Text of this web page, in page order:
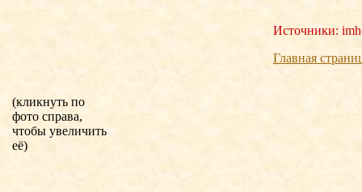
(кликнуть по
фото справа,
чтобы увеличить
её)
Источники:
Главная